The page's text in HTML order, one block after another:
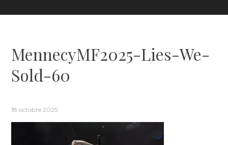
MennecyMF2025-Lies-We-
Sold-60
18 octobre 2025